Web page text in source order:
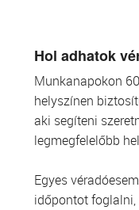
ŐSSEJT DONÁCIÓ
VÁRÓLISTÁK
Hol adhatok
Munkanapokon
helyszínen
aki segíteni
legmegfelelőbb
Egyes
időpontot foglalni,